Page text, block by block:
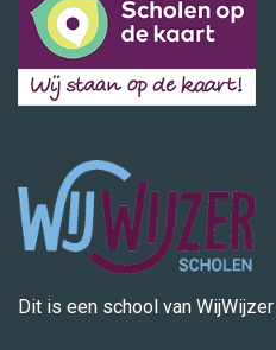
Dit is een school van WijWijzer